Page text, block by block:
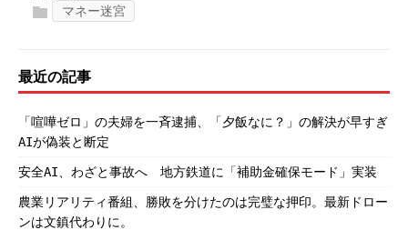
マネー迷宮
最近の記事
「喧嘩ゼロ」の夫婦を一斉逮捕、「夕飯なに？」の解決が早すぎ
AIが偽装と断定
安全AI、わざと事故へ 地方鉄道に「補助金確保モード」実装
農業リアリティ番組、勝敗を分けたのは完璧な押印。最新ドロー
ンは文鎮代わりに。